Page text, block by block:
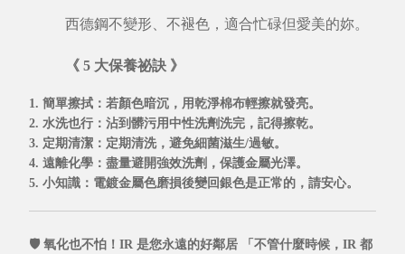
西德鋼不變形、不褪色，適合忙碌但愛美的妳。
《 5 大保養祕訣 》
1. 簡單擦拭 ：若顏色暗沉，用乾淨棉布輕擦就發亮。
2. 水洗也行 ：沾到髒污用中性洗劑洗完，記得擦乾。
3. 定期清潔 ：定期清洗，避免細菌滋生/過敏。
4. 遠離化學 ：盡量避開強效洗劑，保護金屬光澤。
5. 小知識 ：電鍍金屬色磨損後變回銀色是正常的，請安心。
🛡️ 氧化也不怕！IR 是您永遠的好鄰居
「不管什麼時候，IR 都